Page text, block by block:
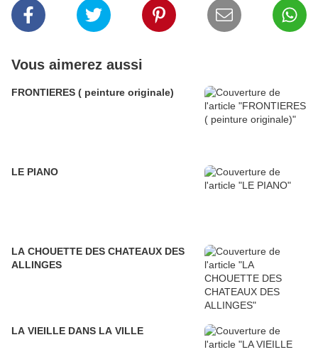
Vous aimerez aussi
FRONTIERES ( peinture originale)
LE PIANO
LA CHOUETTE DES CHATEAUX DES
ALLINGES
LA VIEILLE DANS LA VILLE